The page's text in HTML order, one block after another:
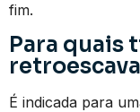
fim.
Para quais
É indicada para